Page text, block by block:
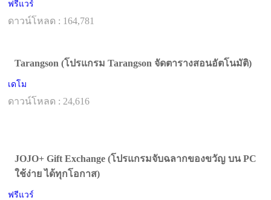
ฟรีแวร์
ดาวน์โหลด : 164,781
Tarangson (โปรแกรม Tarangson จัดตารางสอนอัตโนมัติ)
เดโม
ดาวน์โหลด : 24,616
JOJO+ Gift Exchange (โปรแกรมจับฉลากของขวัญ บน PC
ใช้ง่าย ได้ทุกโอกาส)
ฟรีแวร์